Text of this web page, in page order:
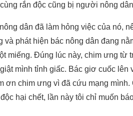
rắn độc cũng bị người nông
dân đã làm hỏng việc của nó,
và phát hiện bác nông dân đang
miếng. Đúng lúc này, chim ưng
mình tỉnh giấc. Bác giơ cuốc
ơn chim ưng vì đã cứu mạng
hại chết, lần này tôi chỉ muốn